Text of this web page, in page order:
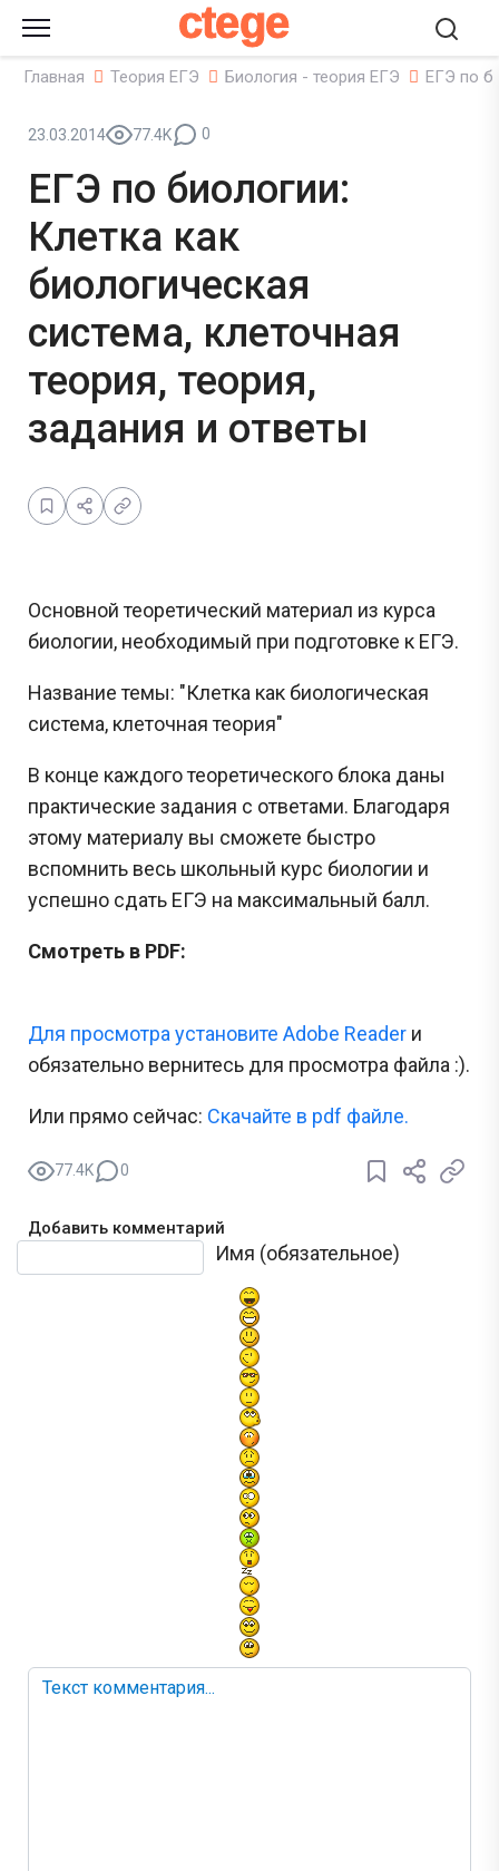
ctege
Главная Теория ЕГЭ Биология - теория ЕГЭ ЕГЭ по
23.03.2014 77.4K 0
ЕГЭ по биологии:
Клетка как
биологическая
система, клеточная
теория, теория,
задания и ответы
Основной теоретический материал из курса
биологии, необходимый при подготовке к ЕГЭ.
Название темы: "Клетка как биологическая
система, клеточная теория"
В конце каждого теоретического блока даны
практические задания с ответами. Благодаря
этому материалу вы сможете быстро
вспомнить весь школьный курс биологии и
успешно сдать ЕГЭ на максимальный балл.
Смотреть в PDF:
Для просмотра установите Adobe Reader и
обязательно вернитесь для просмотра файла :).
Или прямо сейчас: Скачайте в pdf файле.
77.4K 0
Добавить комментарий
Имя (обязательное)